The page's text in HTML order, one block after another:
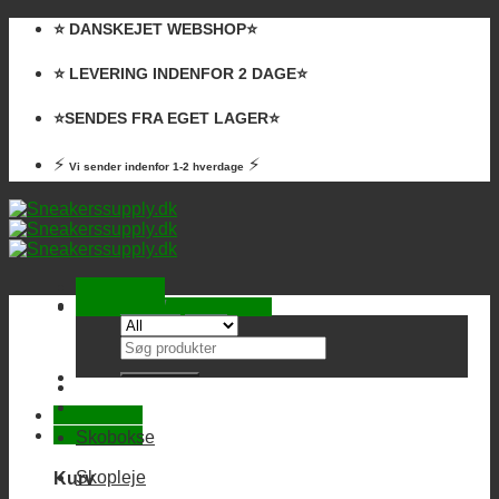
Skip
content
⭐️ DANSKEJET WEBSHOP⭐️
⭐️ LEVERING INDENFOR 2 DAGE⭐️
⭐️SENDES FRA EGET LAGER⭐️
⚡ Vi sender indenfor 1-2 hverdage ⚡
Kurv /
Ingen varer i kurven.
Kurv
Søg
efter:
Skobokse
Skopleje